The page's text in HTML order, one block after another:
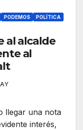
PODEMOS
POLÍTICA
al alcalde
al
llegar una nota
interés,